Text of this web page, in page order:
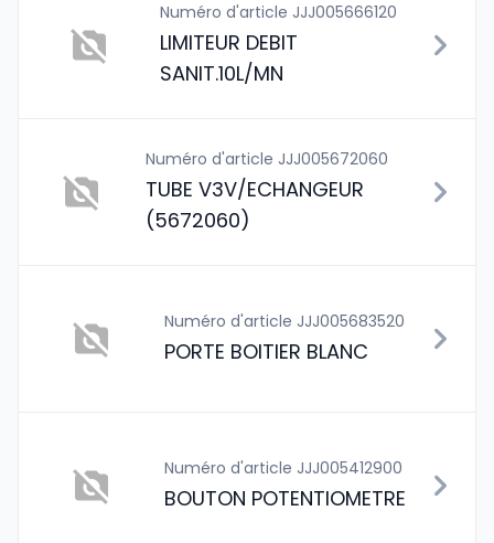
Numéro d'article JJJ005666120
LIMITEUR DEBIT
SANIT.10L/MN
Numéro d'article JJJ005672060
TUBE V3V/ECHANGEUR
(5672060)
Numéro d'article JJJ005683520
PORTE BOITIER BLANC
Numéro d'article JJJ005412900
BOUTON POTENTIOMETRE